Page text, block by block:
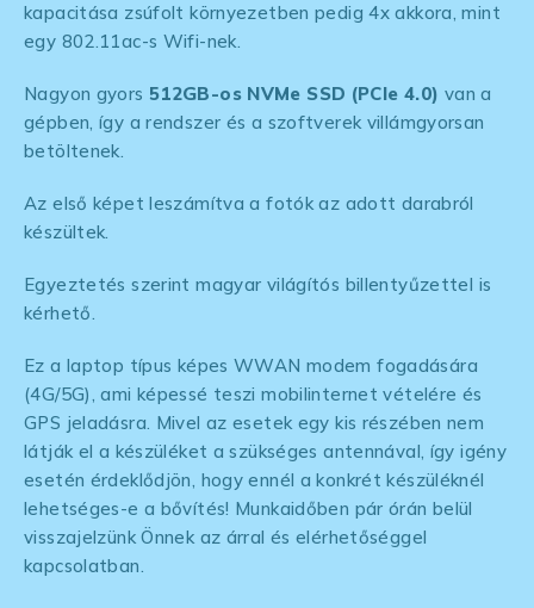
kapacitása zsúfolt környezetben pedig 4x akkora, mint
egy 802.11ac-s Wifi-nek.
Nagyon gyors 512GB-os NVMe SSD (PCIe 4.0) van a
gépben, így a rendszer és a szoftverek villámgyorsan
betöltenek.
Az első képet leszámítva a fotók az adott darabról
készültek.
Egyeztetés szerint magyar világítós billentyűzettel is
kérhető.
Ez a laptop típus képes WWAN modem fogadására
(4G/5G), ami képessé teszi mobilinternet vételére és
GPS jeladásra. Mivel az esetek egy kis részében nem
látják el a készüléket a szükséges antennával, így igény
esetén érdeklődjön, hogy ennél a konkrét készüléknél
lehetséges-e a bővítés! Munkaidőben pár órán belül
visszajelzünk Önnek az árral és elérhetőséggel
kapcsolatban.